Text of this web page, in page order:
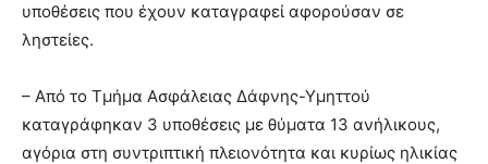
υποθέσεις που έχουν καταγραφεί αφορούσαν σε
ληστείες.
– Από το Τμήμα Ασφάλειας Δάφνης-Υμηττού
καταγράφηκαν 3 υποθέσεις με θύματα 13 ανήλικους,
αγόρια στη συντριπτική πλειονότητα και κυρίως ηλικίας